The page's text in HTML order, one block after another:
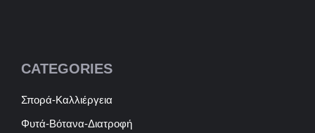
CATEGORIES
Σπορά-Καλλιέργεια
Φυτά-Βότανα-Διατροφή